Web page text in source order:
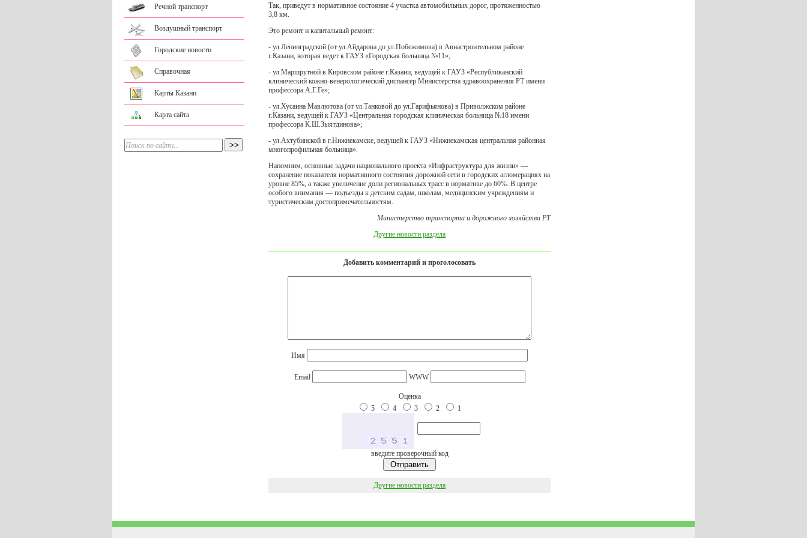
Речной транспорт
Воздушный транспорт
Городские новости
Справочная
Карты Казани
Карта сайта
Так, приведут в нормативное состояние 4 участка автомобильных дорог, протяженностью
3,8 км.
Это ремонт и капитальный ремонт:
- ул.Ленинградской (от ул.Айдарова до ул.Побежимова) в Авиастроительном районе
г.Казани, которая ведет к ГАУЗ «Городская больница №11»;
- ул.Маршрутной в Кировском районе г.Казани, ведущей к ГАУЗ «Республиканский
клинический кожно-венерологический диспансер Министерства здравоохранения РТ имени
профессора А.Г.Ге»;
- ул.Хусаина Мавлютова (от ул.Танковой до ул.Гарифьянова) в Приволжском районе
г.Казани, ведущей к ГАУЗ «Центральная городская клиническая больница №18 имени
профессора К.Ш.Зыятдинова»;
- ул.Ахтубинской в г.Нижнекамске, ведущей к ГАУЗ «Нижнекамская центральная районная
многопрофильная больница».
Напомним, основные задачи национального проекта «Инфраструктура для жизни» —
сохранение показателя нормативного состояния дорожной сети в городских агломерациях на
уровне 85%, а также увеличение доли региональных трасс в нормативе до 60%. В центре
особого внимания — подъезды к детским садам, школам, медицинским учреждениям и
туристическим достопримечательностям.
Министерство транспорта и дорожного хозяйства РТ
Другие новости раздела
Добавить комментарий и проголосовать
Имя
Email WWW
Оценка
5
4 3 2 1
введите проверочный код
Другие новости раздела